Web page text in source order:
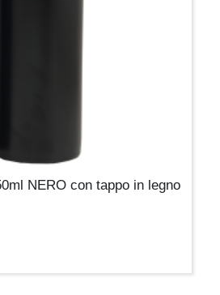
NERO con tappo in legno